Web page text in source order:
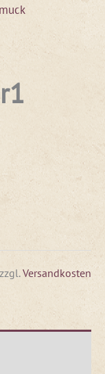
zzgl.Versandkosten